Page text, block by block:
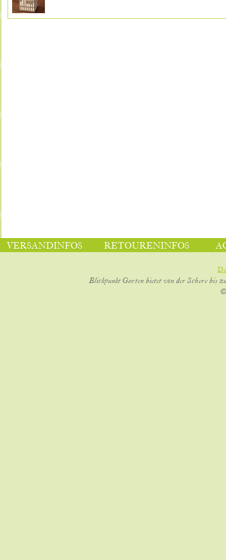
VERSANDINFOS RETOURENINFOS
Blickpunkt Garten bietet von der Schere bis